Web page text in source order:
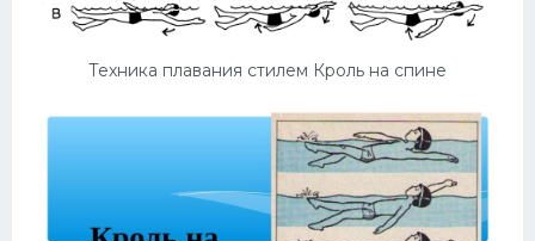
Техника плавания стилем Кроль на спине